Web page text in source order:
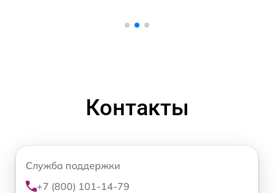
Контакты
Служба поддержки
+7 (800) 101-14-79